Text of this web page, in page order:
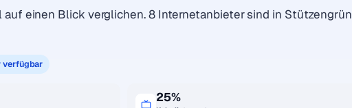
auf einen Blick verglichen. 8 Internetanbieter sind in Stützengrün
verfügbar
25%